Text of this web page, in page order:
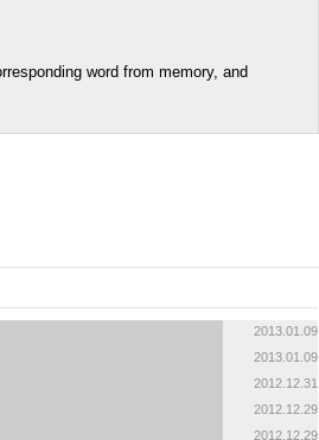
word from memory, and
2013.01.09
2013.01.09
2012.12.31
2012.12.29
2012.12.29